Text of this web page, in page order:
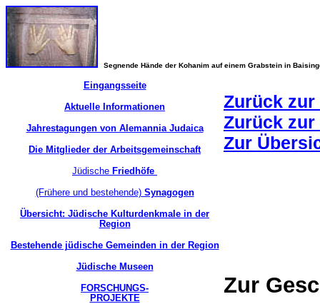
Segnende Hände der Kohanim auf einem Grabstein in
Eingangsseite
Aktuelle Informationen
Jahrestagungen von Alemannia Judaica
Die Mitglieder der Arbeitsgemeinschaft
Jüdische Friedhöfe
(Frühere und bestehende)Synagogen
Übersicht: Jüdische Kulturdenkmale in der
Region
Bestehende jüdische Gemeinden in der Region
Jüdische Museen
FORSCHUNGS-
PROJEKTE
Zurück
Zurück
Zur
Zur